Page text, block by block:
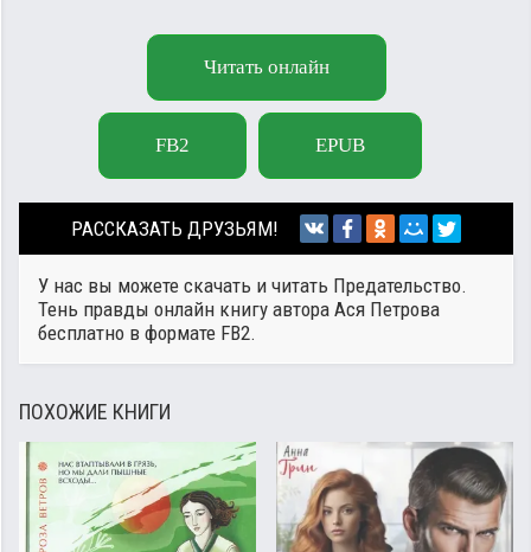
Читать онлайн
FB2 EPUB
РАССКАЗАТЬ ДРУЗЬЯМ!
У нас вы можете скачать и читать Предательство.
Тень правды онлайн книгу автора Ася Петрова
бесплатно в формате FB2.
ПОХОЖИЕ КНИГИ